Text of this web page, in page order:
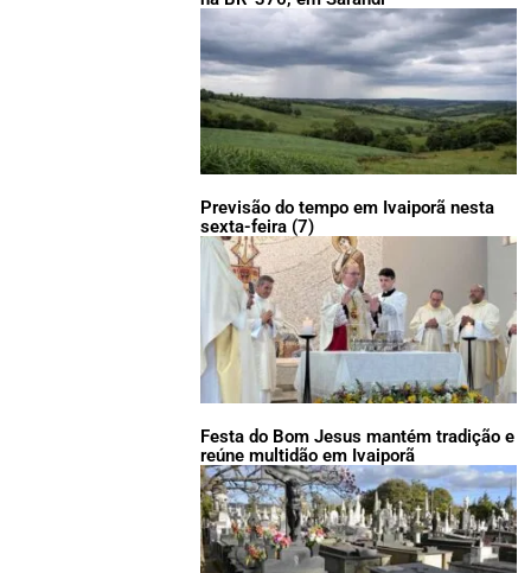
Previsão do tempo em Ivaiporã nesta
sexta-feira (7)
Festa do Bom Jesus mantém tradição e
reúne multidão em Ivaiporã